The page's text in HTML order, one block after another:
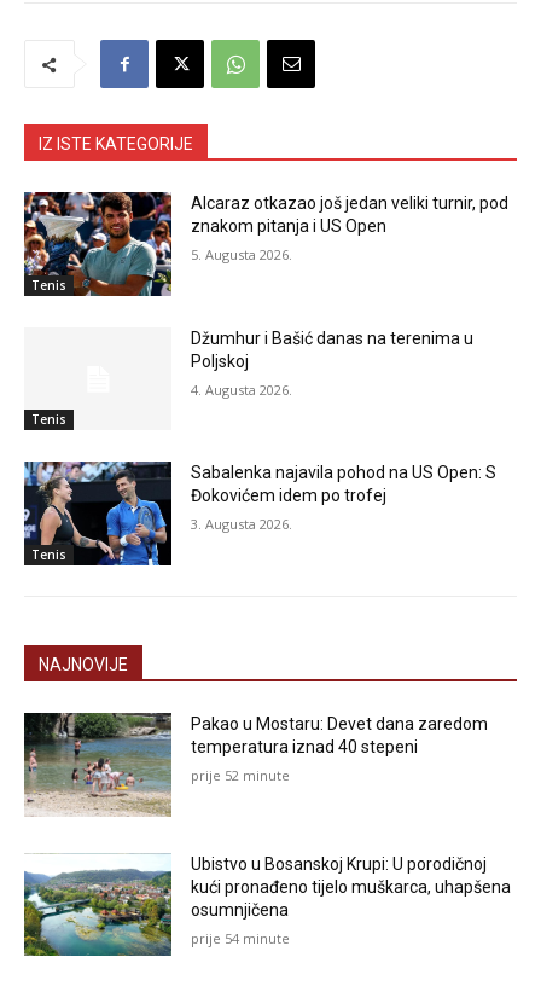
IZ ISTE KATEGORIJE
Tenis
Alcaraz otkazao još jedan veliki turnir, pod
znakom pitanja i US Open
5. Augusta 2026.
Tenis
Džumhur i Bašić danas na terenima u
Poljskoj
4. Augusta 2026.
Tenis
Sabalenka najavila pohod na US Open: S
Đokovićem idem po trofej
3. Augusta 2026.
NAJNOVIJE
Pakao u Mostaru: Devet dana zaredom
temperatura iznad 40 stepeni
prije 52 minute
Ubistvo u Bosanskoj Krupi: U porodičnoj
kući pronađeno tijelo muškarca, uhapšena
osumnjičena
prije 54 minute